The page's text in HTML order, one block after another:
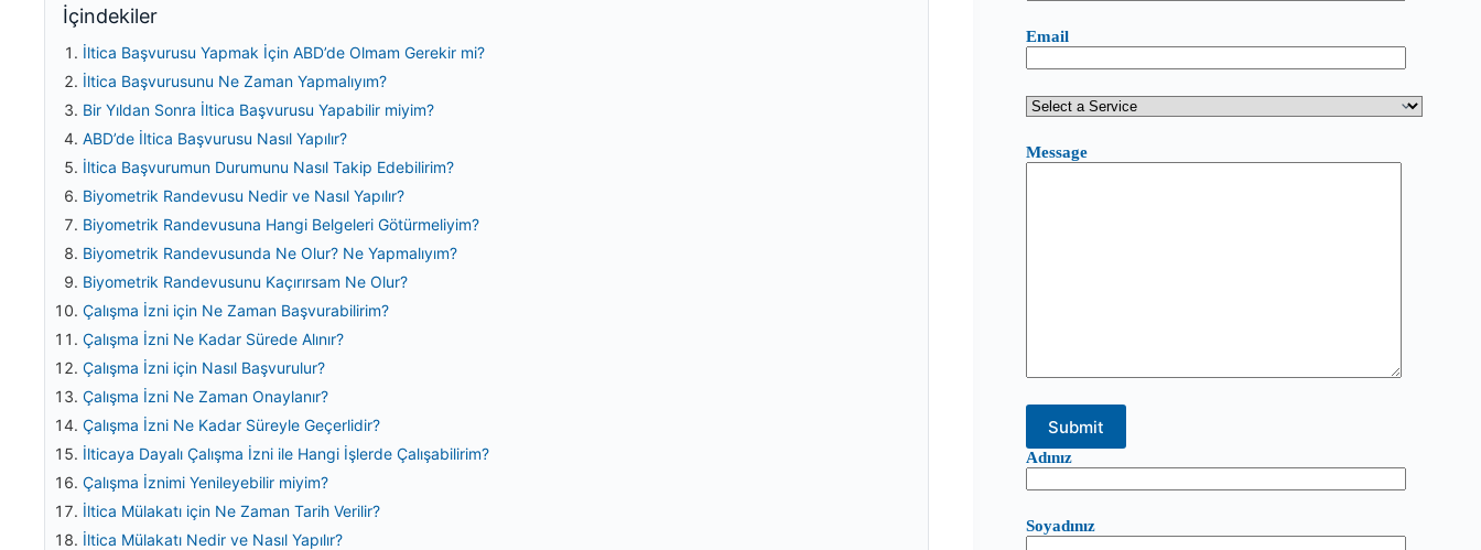
İçindekiler
İltica Başvurusu Yapmak İçin ABD’de Olmam Gerekir mi?
İltica Başvurusunu Ne Zaman Yapmalıyım?
Bir Yıldan Sonra İltica Başvurusu Yapabilir miyim?
ABD’de İltica Başvurusu Nasıl Yapılır?
İltica Başvurumun Durumunu Nasıl Takip Edebilirim?
Biyometrik Randevusu Nedir ve Nasıl Yapılır?
Biyometrik Randevusuna Hangi Belgeleri Götürmeliyim?
Biyometrik Randevusunda Ne Olur? Ne Yapmalıyım?
Biyometrik Randevusunu Kaçırırsam Ne Olur?
Çalışma İzni için Ne Zaman Başvurabilirim?
Çalışma İzni Ne Kadar Sürede Alınır?
Çalışma İzni için Nasıl Başvurulur?
Çalışma İzni Ne Zaman Onaylanır?
Çalışma İzni Ne Kadar Süreyle Geçerlidir?
İlticaya Dayalı Çalışma İzni ile Hangi İşlerde Çalışabilirim?
Çalışma İznimi Yenileyebilir miyim?
İltica Mülakatı için Ne Zaman Tarih Verilir?
İltica Mülakatı Nedir ve Nasıl Yapılır?
Email
Message
Adınız
Soyadınız